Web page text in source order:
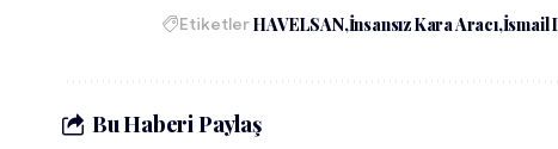
EtiketlerHAVELSAN İnsansız Kara Aracı İsmail
Bu Haberi Paylaş